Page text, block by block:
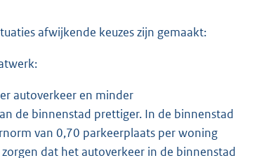
afwijkende keuzes zijn gemaakt:
autoverkeer en minder
de binnenstad prettiger. In de binnenstad
van 0,70 parkeerplaats per woning
dat het autoverkeer in de binnenstad